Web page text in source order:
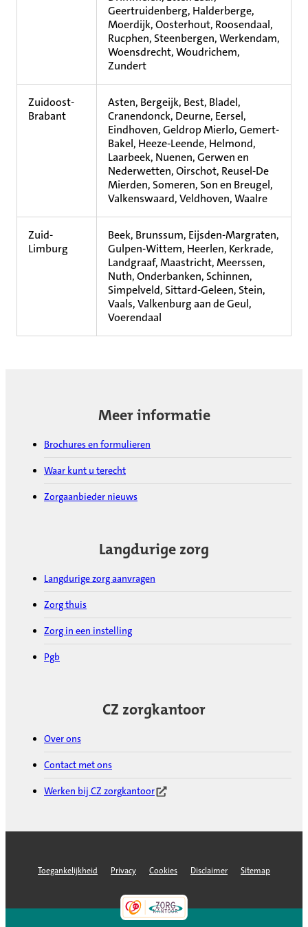
Geertruidenberg, Halderberge,
Moerdijk, Oosterhout, Roosendaal,
Rucphen, Steenbergen, Werkendam,
Woensdrecht, Woudrichem,
Zundert
Zuidoost-
Brabant
Asten, Bergeijk, Best, Bladel,
Cranendonck, Deurne, Eersel,
Eindhoven, Geldrop Mierlo, Gemert-
Bakel, Heeze-Leende, Helmond,
Laarbeek, Nuenen, Gerwen en
Nederwetten, Oirschot, Reusel-De
Mierden, Someren, Son en Breugel,
Valkenswaard, Veldhoven, Waalre
Zuid-
Limburg
Beek, Brunssum, Eijsden-Margraten,
Gulpen-Wittem, Heerlen, Kerkrade,
Landgraaf, Maastricht, Meerssen,
Nuth, Onderbanken, Schinnen,
Simpelveld, Sittard-Geleen, Stein,
Vaals, Valkenburg aan de Geul,
Voerendaal
Meer informatie
Brochures en formulieren
Waar kunt u terecht
Zorgaanbieder nieuws
Langdurige zorg
Langdurige zorg aanvragen
Zorg thuis
Zorg in een instelling
Pgb
CZ zorgkantoor
Over ons
Contact met ons
Werken bij CZ zorgkantoor
(Opent in nieuw tabblad)
Toegankelijkheid Privacy Cookies Disclaimer Sitemap